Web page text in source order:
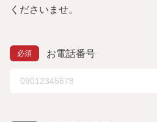
くださいませ。
お電話番号